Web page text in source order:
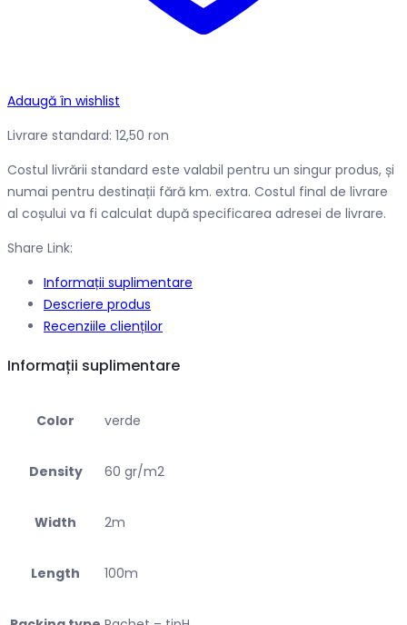
Adaugă în wishlist
Livrare standard: 12,50 ron
Costul livrării standard este valabil pentru un singur produs, și
numai pentru destinații fără km. extra. Costul final de livrare
al coșului va fi calculat după specificarea adresei de livrare.
Share Link:
Informații suplimentare
Descriere produs
Recenziile clienților
Informații suplimentare
Color verde
Density 60 gr/m2
Width 2m
Length 100m